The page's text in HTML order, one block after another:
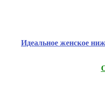
Идеальное женское